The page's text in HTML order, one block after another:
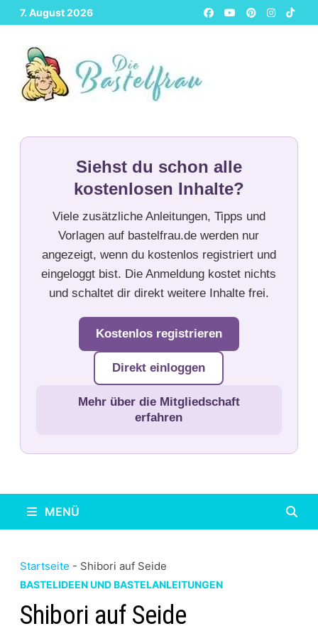
Zurück
zum
Inhalt
7. August 2026
Siehst du schon alle
kostenlosen Inhalte?
Viele zusätzliche Anleitungen, Tipps und
Vorlagen auf bastelfrau.de werden nur
angezeigt, wenn du kostenlos registriert und
eingeloggt bist. Die Anmeldung kostet nichts
und schaltet dir direkt weitere Inhalte frei.
Kostenlos registrieren
Direkt einloggen
Mehr über die Mitgliedschaft
erfahren
MENÜ
Startseite - Shibori auf Seide
BASTELIDEEN UND BASTELANLEITUNGEN
Shibori auf Seide